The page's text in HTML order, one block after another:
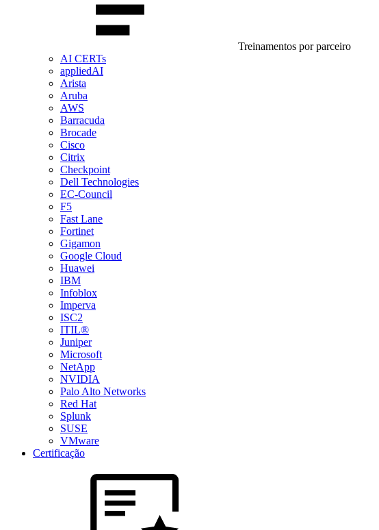
Treinamentos por parceiro
AI CERTs
appliedAI
Arista
Aruba
AWS
Barracuda
Brocade
Cisco
Citrix
Checkpoint
Dell Technologies
EC-Council
F5
Fast Lane
Fortinet
Gigamon
Google Cloud
Huawei
IBM
Infoblox
Imperva
ISC2
ITIL®
Juniper
Microsoft
NetApp
NVIDIA
Palo Alto Networks
Red Hat
Splunk
SUSE
VMware
Certificação